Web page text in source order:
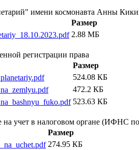
имени космонавта Анны
Размер
2.88 МБ
регистрации права
Размер
524.08 КБ
472.2 КБ
523.63 КБ
на учет в налоговом органе (ИФНС
Размер
274.95 КБ